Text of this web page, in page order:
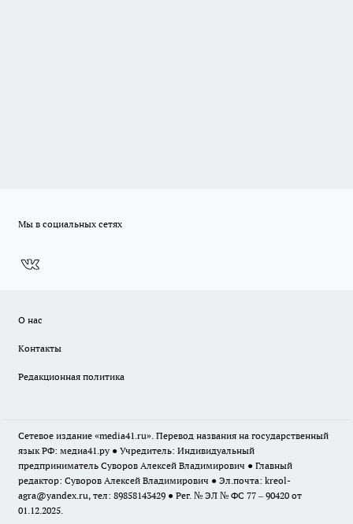
Мы в социальных сетях
О нас
Контакты
Редакционная политика
Сетевое издание «media41.ru». Перевод названия на государственный
язык РФ: медиа41.ру ● Учредитель: Индивидуальный
предприниматель Суворов Алексей Владимирович ● Главный
редактор: Суворов Алексей Владимирович ● Эл.почта: kreol-
agra@yandex.ru, тел: 89858143429 ● Рег. № ЭЛ № ФС 77 – 90420 от
01.12.2025.